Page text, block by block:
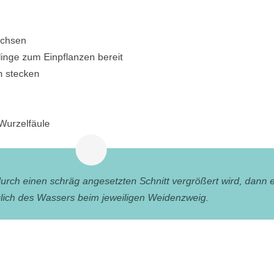
zum Einpflanzen bereit
stecken
einen schräg angesetzten Schnitt vergrößert wird, dann
des Wassers beim jeweiligen Weidenzweig.